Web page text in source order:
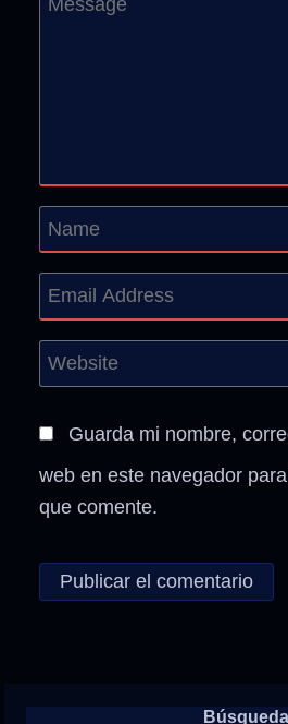
Guarda mi nombre,
web en este navegador
que comente.
Búsqueda